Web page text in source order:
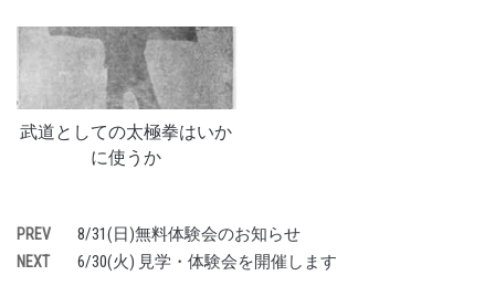
武道としての太極拳はいか
に使うか
PREV 8/31(日)無料体験会のお知らせ
NEXT 6/30(火) 見学・体験会を開催します